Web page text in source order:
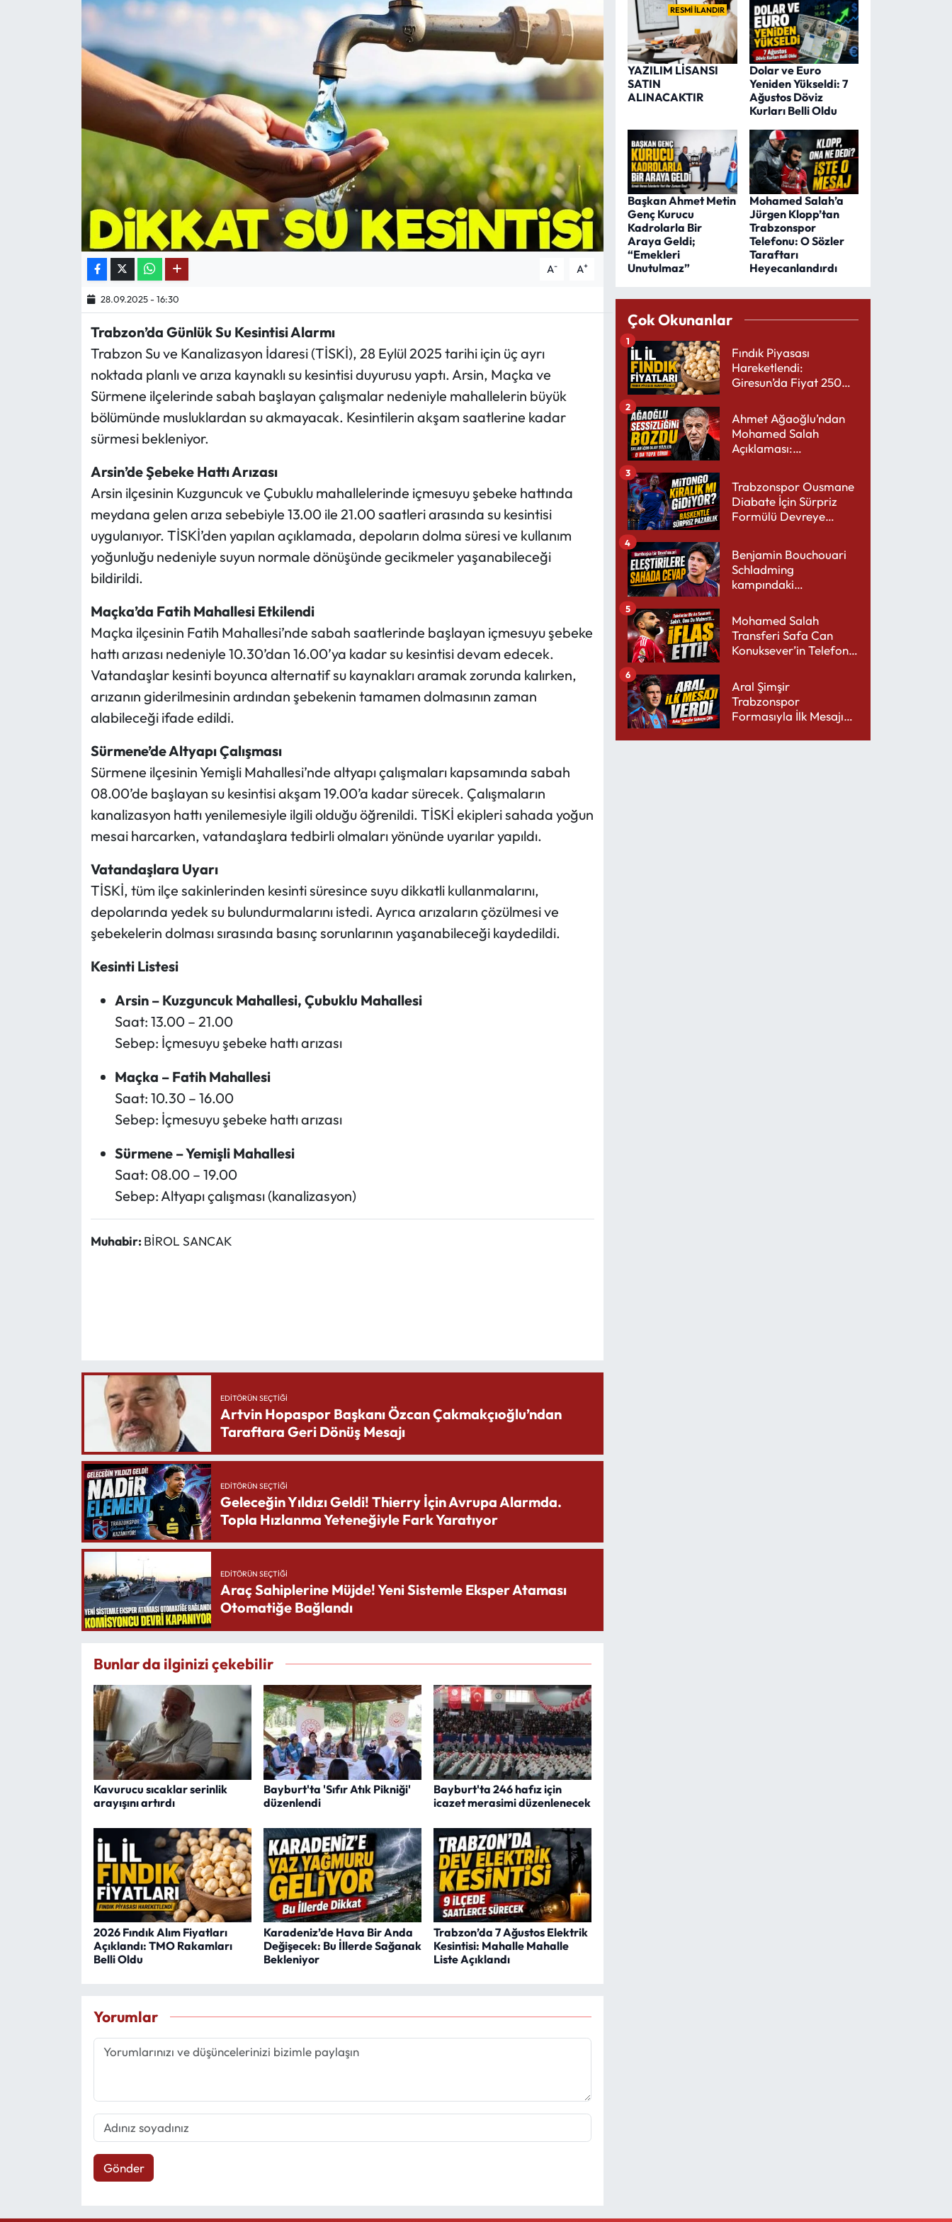
A- A+
28.09.2025 - 16:30
Trabzon’da Günlük Su Kesintisi Alarmı
Trabzon Su ve Kanalizasyon İdaresi (TİSKİ), 28 Eylül 2025 tarihi için üç ayrı
noktada planlı ve arıza kaynaklı su kesintisi duyurusu yaptı. Arsin, Maçka ve
Sürmene ilçelerinde sabah başlayan çalışmalar nedeniyle mahallelerin büyük
bölümünde musluklardan su akmayacak. Kesintilerin akşam saatlerine kadar
sürmesi bekleniyor.
Arsin’de Şebeke Hattı Arızası
Arsin ilçesinin Kuzguncuk ve Çubuklu mahallelerinde içmesuyu şebeke hattında
meydana gelen arıza sebebiyle 13.00 ile 21.00 saatleri arasında su kesintisi
uygulanıyor. TİSKİ’den yapılan açıklamada, depoların dolma süresi ve kullanım
yoğunluğu nedeniyle suyun normale dönüşünde gecikmeler yaşanabileceği
bildirildi.
Maçka’da Fatih Mahallesi Etkilendi
Maçka ilçesinin Fatih Mahallesi’nde sabah saatlerinde başlayan içmesuyu şebeke
hattı arızası nedeniyle 10.30’dan 16.00’ya kadar su kesintisi devam edecek.
Vatandaşlar kesinti boyunca alternatif su kaynakları aramak zorunda kalırken,
arızanın giderilmesinin ardından şebekenin tamamen dolmasının zaman
alabileceği ifade edildi.
Sürmene’de Altyapı Çalışması
Sürmene ilçesinin Yemişli Mahallesi’nde altyapı çalışmaları kapsamında sabah
08.00’de başlayan su kesintisi akşam 19.00’a kadar sürecek. Çalışmaların
kanalizasyon hattı yenilemesiyle ilgili olduğu öğrenildi. TİSKİ ekipleri sahada yoğun
mesai harcarken, vatandaşlara tedbirli olmaları yönünde uyarılar yapıldı.
Vatandaşlara Uyarı
TİSKİ, tüm ilçe sakinlerinden kesinti süresince suyu dikkatli kullanmalarını,
depolarında yedek su bulundurmalarını istedi. Ayrıca arızaların çözülmesi ve
şebekelerin dolması sırasında basınç sorunlarının yaşanabileceği kaydedildi.
Kesinti Listesi
Arsin – Kuzguncuk Mahallesi, Çubuklu Mahallesi
Saat: 13.00 – 21.00
Sebep: İçmesuyu şebeke hattı arızası
Maçka – Fatih Mahallesi
Saat: 10.30 – 16.00
Sebep: İçmesuyu şebeke hattı arızası
Sürmene – Yemişli Mahallesi
Saat: 08.00 – 19.00
Sebep: Altyapı çalışması (kanalizasyon)
Muhabir: BİROL SANCAK
EDITÖRÜN SEÇTIĞI
Artvin Hopaspor Başkanı Özcan Çakmakçıoğlu’ndan
Taraftara Geri Dönüş Mesajı
EDITÖRÜN SEÇTIĞI
Geleceğin Yıldızı Geldi! Thierry İçin Avrupa Alarmda.
Topla Hızlanma Yeteneğiyle Fark Yaratıyor
EDITÖRÜN SEÇTIĞI
Araç Sahiplerine Müjde! Yeni Sistemle Eksper Ataması
Otomatiğe Bağlandı
Bunlar da ilginizi çekebilir
Kavurucu sıcaklar serinlik
arayışını artırdı
Bayburt'ta 'Sıfır Atık Pikniği'
düzenlendi
Bayburt'ta 246 hafız için
icazet merasimi düzenlenecek
2026 Fındık Alım Fiyatları
Açıklandı: TMO Rakamları
Belli Oldu
Karadeniz’de Hava Bir Anda
Değişecek: Bu İllerde Sağanak
Bekleniyor
Trabzon’da 7 Ağustos Elektrik
Kesintisi: Mahalle Mahalle
Liste Açıklandı
Yorumlar
Gönder
RESMİ İLANDIR
YAZILIM LİSANSI
SATIN
ALINACAKTIR
Dolar ve Euro
Yeniden Yükseldi: 7
Ağustos Döviz
Kurları Belli Oldu
Başkan Ahmet Metin
Genç Kurucu
Kadrolarla Bir
Araya Geldi;
“Emekleri
Unutulmaz”
Mohamed Salah’a
Jürgen Klopp’tan
Trabzonspor
Telefonu: O Sözler
Taraftarı
Heyecanlandırdı
Çok Okunanlar
Fındık Piyasası
Hareketlendi:
Giresun’da Fiyat 250
1
Ahmet Ağaoğlu’ndan
Mohamed Salah
Açıklaması:
Yakışır
2
Trabzonspor Ousmane
Diabate İçin Sürpriz
Formülü Devreye
3
Benjamin Bouchouari
Schladming
kampındaki
4
Mohamed Salah
Transferi Safa Can
Konuksever’in Telefon
5
Aral Şimşir
Trabzonspor
Formasıyla İlk Mesajını
6
Mektup Galeri
Köşe Yazıları
Karikatür Galeri
ASTROLOJİ
Spor Yazıları
Mektup Galeri